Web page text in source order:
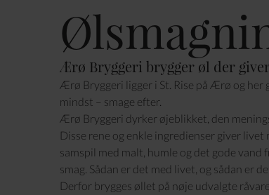
Ærø Bryggeri brygger øl der
Ærø Bryggeri ligger i St. Rise på Ærø og
mindst – smage efter.
Ærø Bryggeri dyrker øjeblikket, den
Disse rene og enkle ingredienser giver
samspil med malt, humle og det gode vand
smag. Sådan er det med livet, og sådan er
Derfor brygges øllet på nøje udvalgte